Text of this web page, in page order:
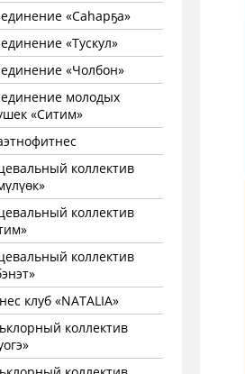
«Саhарҕа»
«Тускул»
«Чолбон»
молодых
«Ситим»
коллектив
коллектив
коллектив
клуб «NATALIA»
коллектив